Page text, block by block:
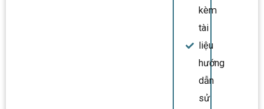
kèm
tài
liệu
hướng
dẫn
sử